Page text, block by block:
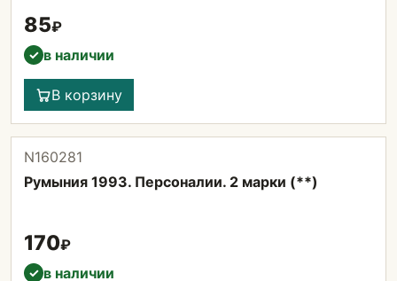
85₽
✓ в наличии
В корзину
N160281
Румыния 1993. Персоналии. 2 марки (**)
170₽
✓ в наличии